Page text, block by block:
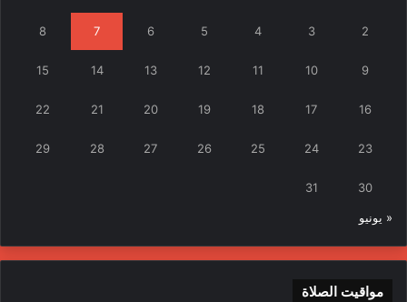
2
3
4
5
6
7
8
9
10
11
12
13
14
15
16
17
18
19
20
21
22
23
24
25
26
27
28
29
30
31
« يونيو
مواقيت الصلاة